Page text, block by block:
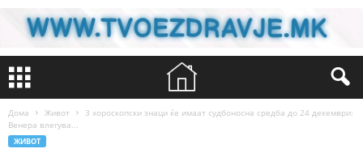
Дома Живот
3 хороскопски знаци ќе имаат судбоносна средба до 24 декември:
Венера влегува...
ЖИВОТ